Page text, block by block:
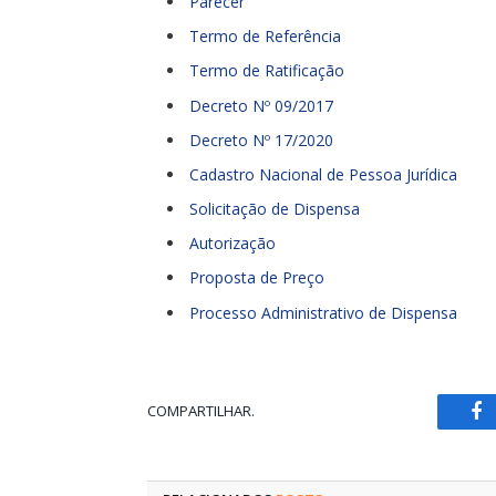
Termo de Referência
Termo de Ratificação
Decreto Nº 09/2017
Decreto Nº 17/2020
Cadastro Nacional de Pessoa Jurídica
Solicitação de Dispensa
Autorização
Proposta de Preço
Processo Administrativo de Dispensa
COMPARTILHAR.